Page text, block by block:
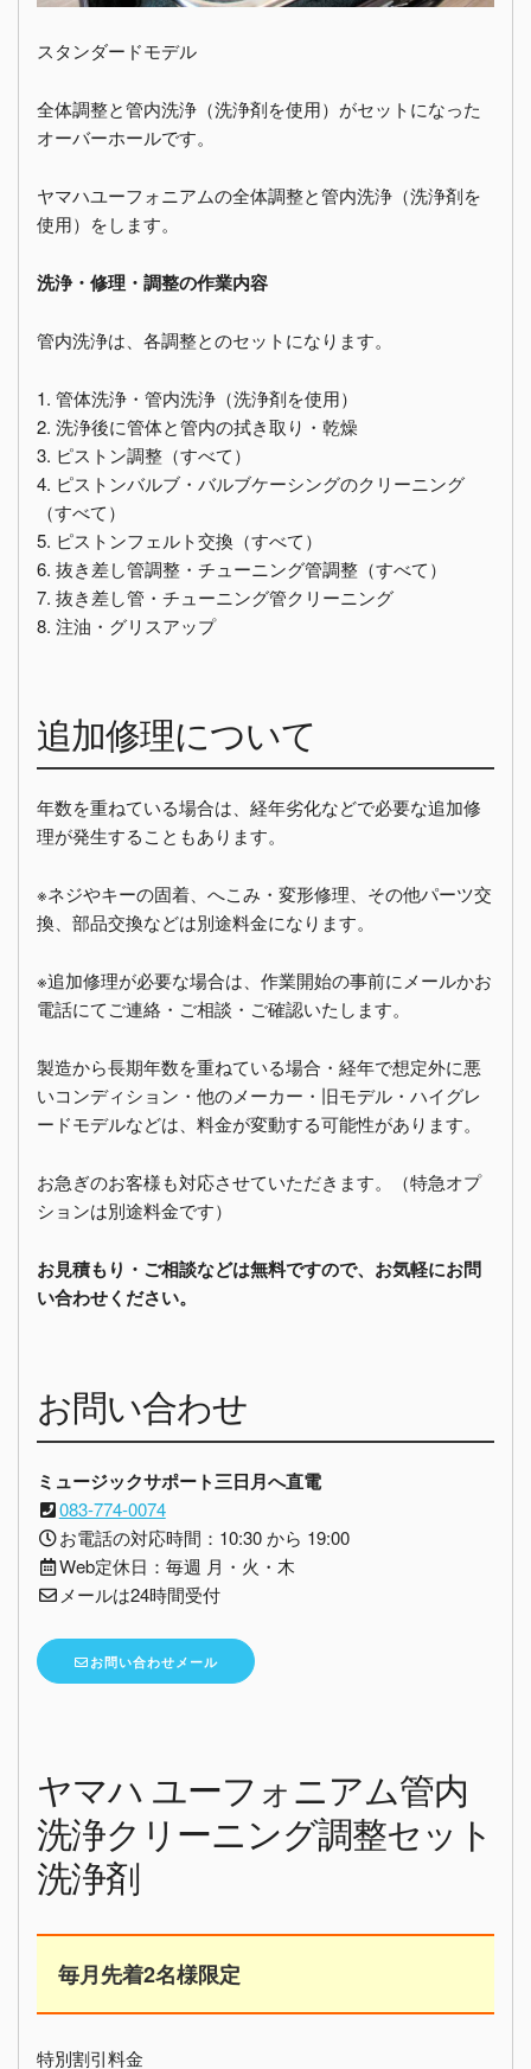
スタンダードモデル
全体調整と管内洗浄（洗浄剤を使用）がセットになった
オーバーホールです。
ヤマハユーフォニアムの全体調整と管内洗浄（洗浄剤を
使用）をします。
洗浄・修理・調整の作業内容
管内洗浄は、各調整とのセットになります。
1. 管体洗浄・管内洗浄（洗浄剤を使用）
2. 洗浄後に管体と管内の拭き取り・乾燥
3. ピストン調整（すべて）
4. ピストンバルブ・バルブケーシングのクリーニング
（すべて）
5. ピストンフェルト交換（すべて）
6. 抜き差し管調整・チューニング管調整（すべて）
7. 抜き差し管・チューニング管クリーニング
8. 注油・グリスアップ
追加修理について
年数を重ねている場合は、経年劣化などで必要な追加修
理が発生することもあります。
※ネジやキーの固着、へこみ・変形修理、その他パーツ交
換、部品交換などは別途料金になります。
※追加修理が必要な場合は、作業開始の事前にメールかお
電話にてご連絡・ご相談・ご確認いたします。
製造から長期年数を重ねている場合・経年で想定外に悪
いコンディション・他のメーカー・旧モデル・ハイグレ
ードモデルなどは、料金が変動する可能性があります。
お急ぎのお客様も対応させていただきます。（特急オプ
ションは別途料金です）
お見積もり・ご相談などは無料ですので、お気軽にお問
い合わせください。
お問い合わせ
ミュージックサポート三日月へ直電
083-774-0074
お電話の対応時間：10:30 から 19:00
Web定休日：毎週 月・火・木
メールは24時間受付
お問い合わせメール
ヤマハ ユーフォニアム管内
洗浄クリーニング調整セット
洗浄剤
毎月先着2名様限定
特別割引料金